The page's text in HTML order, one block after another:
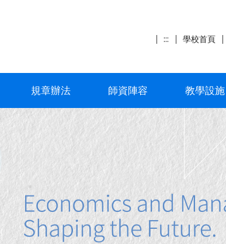
::: 學校首頁
規章辦法 師資陣容 教學設施